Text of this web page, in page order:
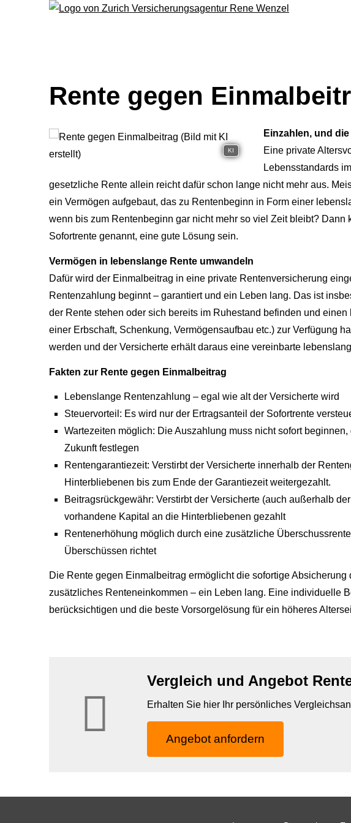
Rente gegen
KI
Einzahlen, und
Eine private
Lebensstandards
gesetzliche Rente allein reicht dafür schon lange nicht mehr aus.
ein Vermögen aufgebaut, das zu Rentenbeginn in Form einer
wenn bis zum Rentenbeginn gar nicht mehr so viel Zeit bleibt?
Sofortrente genannt, eine gute Lösung sein.
Vermögen in lebenslange Rente umwandeln
Dafür wird der Einmalbeitrag in eine private Rentenversicherung
Rentenzahlung beginnt – garantiert und ein Leben lang. Das ist
der Rente stehen oder sich bereits im Ruhestand befinden und
einer Erbschaft, Schenkung, Vermögensaufbau etc.) zur Verfügung
werden und der Versicherte erhält daraus eine vereinbarte
Fakten zur Rente gegen Einmalbeitrag
Lebenslange Rentenzahlung – egal wie alt der Versicherte wird
Steuervorteil: Es wird nur der Ertragsanteil der Sofortrente
Wartezeiten möglich: Die Auszahlung muss nicht sofort
Zukunft festlegen
Rentengarantiezeit: Verstirbt der Versicherte innerhalb der
Hinterbliebenen bis zum Ende der Garantiezeit weitergezahlt.
Beitragsrückgewähr: Verstirbt der Versicherte (auch außerhalb
vorhandene Kapital an die Hinterbliebenen gezahlt
Rentenerhöhung möglich durch eine zusätzliche
Überschüssen richtet
Die Rente gegen Einmalbeitrag ermöglicht die sofortige
zusätzliches Renteneinkommen – ein Leben lang. Eine individuelle
berücksichtigen und die beste Vorsorgelösung für ein höheres
Vergleich und Angebot
Erhalten Sie hier Ihr persönliches
An­ge­bot an­for­dern